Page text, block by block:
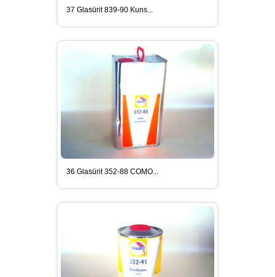
37 Glasürit 839-90 Kuns...
36 Glasürit 352-88 COMO...